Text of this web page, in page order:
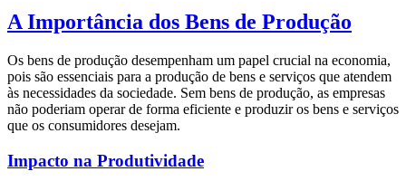
A Importância dos Bens de Produção
Os bens de produção desempenham um papel crucial na economia,
pois são essenciais para a produção de bens e serviços que atendem
às necessidades da sociedade. Sem bens de produção, as empresas
não poderiam operar de forma eficiente e produzir os bens e serviços
que os consumidores desejam.
Impacto na Produtividade